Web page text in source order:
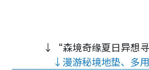
↓“森境奇缘夏日异想
↓漫游秘境地垫、多